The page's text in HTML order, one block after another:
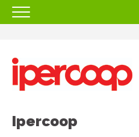
ORARI
PROMOZIONI
Ipercoop